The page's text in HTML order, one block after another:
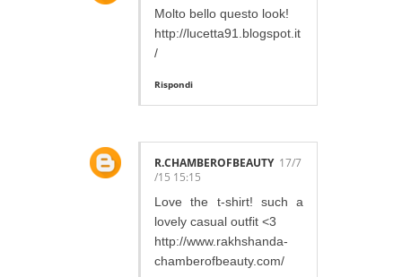
Molto bello questo look!
http://lucetta91.blogspot.it
/
Rispondi
R.CHAMBEROFBEAUTY 17/7
/15 15:15
Love the t-shirt! such a
lovely casual outfit <3
http://www.rakhshanda-
chamberofbeauty.com/